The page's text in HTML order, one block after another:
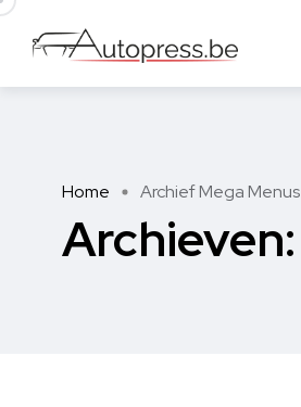
Home Archief Mega
Archieven: